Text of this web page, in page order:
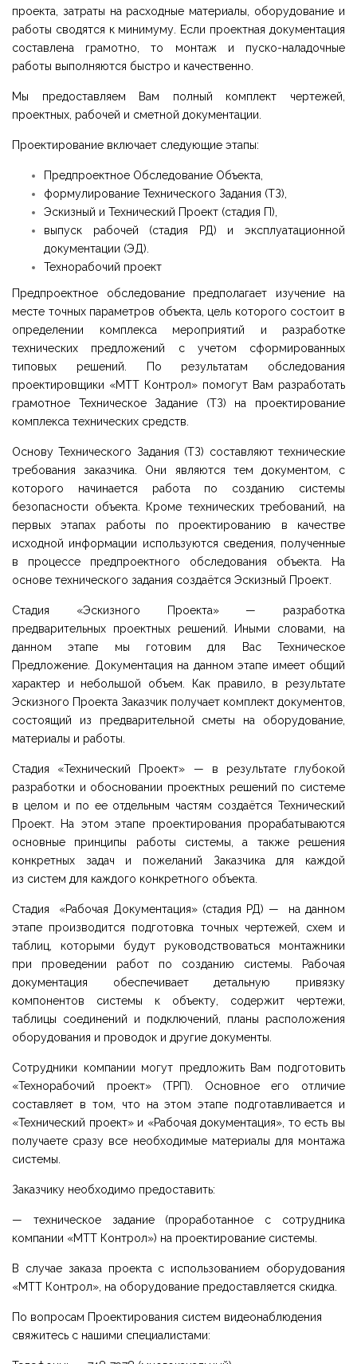
проекта, затраты на расходные материалы, оборудование и
работы сводятся к минимуму. Если проектная документация
составлена грамотно, то монтаж и пуско-наладочные
работы выполняются быстро и качественно.
Мы предоставляем Вам полный комплект чертежей,
проектных, рабочей и сметной документации.
Проектирование включает следующие этапы:
Предпроектное Обследование Объекта,
формулирование Технического Задания (ТЗ),
Эскизный и Технический Проект (стадия П),
выпуск рабочей (стадия РД) и эксплуатационной
документации (ЭД).
Технорабочий проект
Предпроектное обследование предполагает изучение на
месте точных параметров объекта, цель которого состоит в
определении комплекса мероприятий и разработке
технических предложений с учетом сформированных
типовых решений. По результатам обследования
проектировщики «МТТ Контрол» помогут Вам разработать
грамотное Техническое Задание (ТЗ) на проектирование
комплекса технических средств.
Основу Технического Задания (ТЗ) составляют технические
требования заказчика. Они являются тем документом, с
которого начинается работа по созданию системы
безопасности объекта. Кроме технических требований, на
первых этапах работы по проектированию в качестве
исходной информации используются сведения, полученные
в процессе предпроектного обследования объекта. На
основе технического задания создаётся Эскизный Проект.
Стадия «Эскизного Проекта» — разработка
предварительных проектных решений. Иными словами, на
данном этапе мы готовим для Вас Техническое
Предложение. Документация на данном этапе имеет общий
характер и небольшой объем. Как правило, в результате
Эскизного Проекта Заказчик получает комплект документов,
состоящий из предварительной сметы на оборудование,
материалы и работы.
Стадия «Технический Проект» — в результате глубокой
разработки и обосновании проектных решений по системе
в целом и по ее отдельным частям создаётся Технический
Проект. На этом этапе проектирования прорабатываются
основные принципы работы системы, а также решения
конкретных задач и пожеланий Заказчика для каждой
из систем для каждого конкретного объекта.
Стадия «Рабочая Документация» (стадия РД) — на данном
этапе производится подготовка точных чертежей, схем и
таблиц, которыми будут руководствоваться монтажники
при проведении работ по созданию системы. Рабочая
документация обеспечивает детальную привязку
компонентов системы к объекту, содержит чертежи,
таблицы соединений и подключений, планы расположения
оборудования и проводок и другие документы.
Сотрудники компании могут предложить Вам подготовить
«Технорабочий проект» (ТРП). Основное его отличие
составляет в том, что на этом этапе подготавливается и
«Технический проект» и «Рабочая документация», то есть вы
получаете сразу все необходимые материалы для монтажа
системы.
Заказчику необходимо предоставить:
— техническое задание (проработанное с сотрудника
компании «МТТ Контрол») на проектирование системы.
В случае заказа проекта с использованием оборудования
«МТТ Контрол», на оборудование предоставляется скидка.
По вопросам Проектирования систем видеонаблюдения
свяжитесь с нашими специалистами: